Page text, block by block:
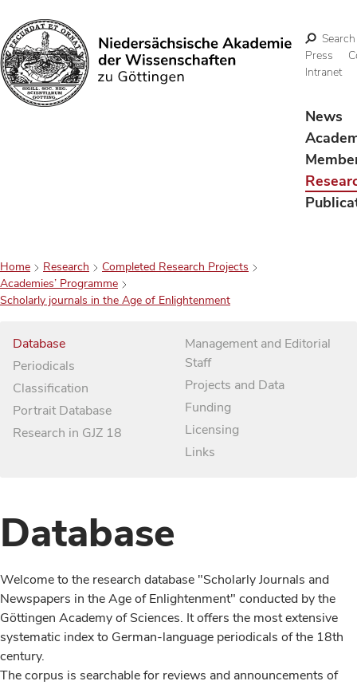
Search
Search
Press
Intranet
News
Home Research
Completed Research Projects
Academies’ Programme
Scholarly journals in the Age of Enlightenment
Database
Periodicals
Classification
Portrait Database
Research in GJZ 18
Management and Editorial
Staff
Projects and Data
Funding
Licensing
Links
Database
Welcome to the research database "Scholarly Journals and
Newspapers in the Age of Enlightenment" conducted by the
Göttingen Academy of Sciences. It offers the most extensive
systematic index to German-language periodicals of the 18th
century.
The corpus is searchable for reviews and announcements of